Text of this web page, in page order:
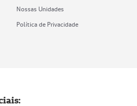
Nossas Unidades
Política de Privacidade